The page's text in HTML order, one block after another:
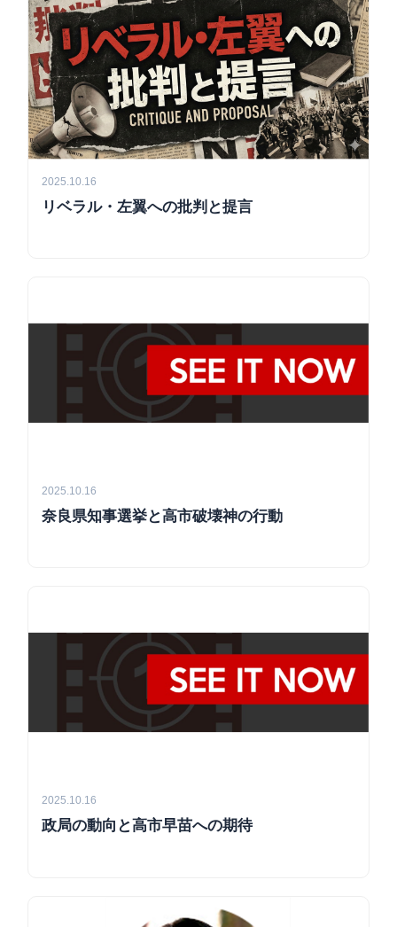
2025.10.16
リベラル・左翼への批判と提言
2025.10.16
奈良県知事選挙と高市破壊神の行動
2025.10.16
政局の動向と高市早苗への期待